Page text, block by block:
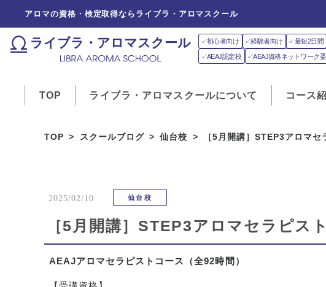
アロマの資格・検定取得ならライブラ・アロマスクール
ライブラ・アロマスクール ✓初心者向け ✓経験者向け ✓最短2日間
✓AEAJ認定校 ✓AEAJ資格ネットワーク
TOP ライブラ・アロマスクールについて コース
TOP スクールブログ 仙台校 ［5月開講］STEP3アロマセ
2025/02/10 仙台校
［5月開講］STEP3アロマセラピス
AEAJアロマセラピストコース （全92時間）